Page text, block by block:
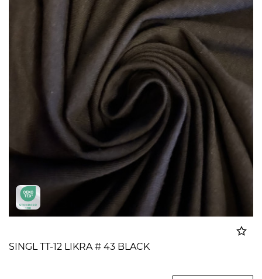
SINGL TT-12 LIKRA # 43 BLACK